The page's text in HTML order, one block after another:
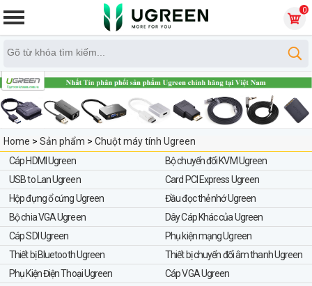
0
Home > Sản phẩm > Chuột máy tính Ugreen
Cáp HDMI Ugreen
Bộ chuyển đổi KVM Ugreen
USB to Lan Ugreen
Card PCI Express Ugreen
Hộp đựng ổ cứng Ugreen
Đầu đọc thẻ nhớ Ugreen
Bộ chia VGA Ugreen
Dây Cáp Khác của Ugreen
Cáp SDI Ugreen
Phụ kiện mạng Ugreen
Thiết bị Bluetooth Ugreen
Thiết bị chuyển đổi âm thanh Ugreen
Phụ Kiện Điện Thoại Ugreen
Cáp VGA Ugreen